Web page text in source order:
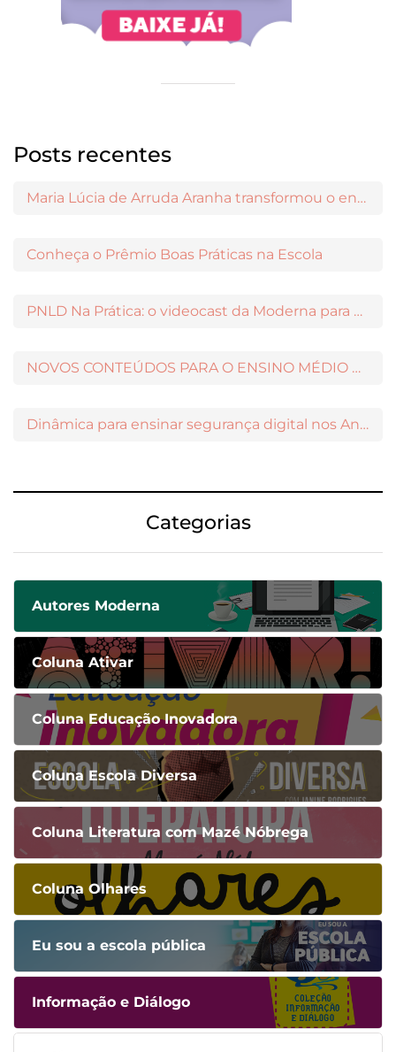
Posts recentes
Maria Lúcia de Arruda Aranha transformou o ensino de Filosofia no Brasil
Conheça o Prêmio Boas Práticas na Escola
PNLD Na Prática: o videocast da Moderna para apoiar a escolha das obras aprovadas
NOVOS CONTEÚDOS PARA O ENSINO MÉDIO DISPONÍVEIS NO MODERNAMIGOS
Dinâmica para ensinar segurança digital nos Anos Iniciais
Categorias
Autores Moderna
Coluna Ativar
Coluna Educação Inovadora
Coluna Escola Diversa
Coluna Literatura com Mazé Nóbrega
Coluna Olhares
Eu sou a escola pública
Informação e Diálogo